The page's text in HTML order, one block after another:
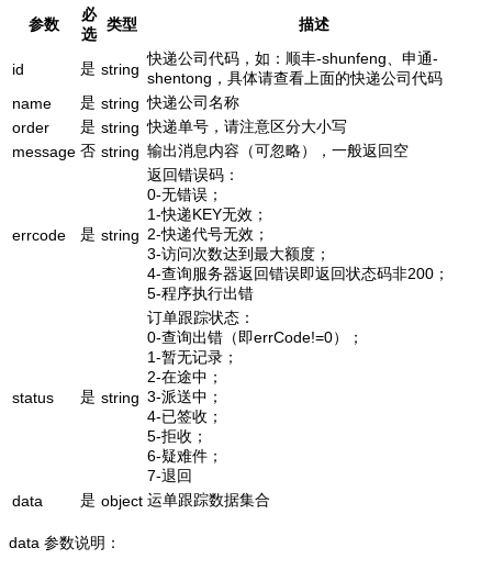
参数
必
选
类型 描述
id 是 string
快递公司代码，如：顺丰-shunfeng、申通-
shentong，具体请查看上面的快递公司代码
name
是 string 快递公司名称
order
是 string 快递单号，请注意区分大小写
message 否 string 输出消息内容（可忽略），一般返回空
errcode 是 string
返回错误码：
0-无错误；
1-快递KEY无效；
2-快递代号无效；
3-访问次数达到最大额度；
4-查询服务器返回错误即返回状态码非200；
5-程序执行出错
status 是 string
订单跟踪状态：
0-查询出错（即errCode!=0）；
1-暂无记录；
2-在途中；
3-派送中；
4-已签收；
5-拒收；
6-疑难件；
7-退回
data
是 object 运单跟踪数据集合
data 参数说明：